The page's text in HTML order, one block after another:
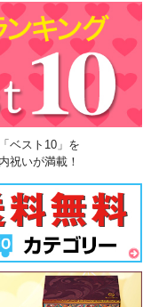
ベスト10」を
祝いが満載！